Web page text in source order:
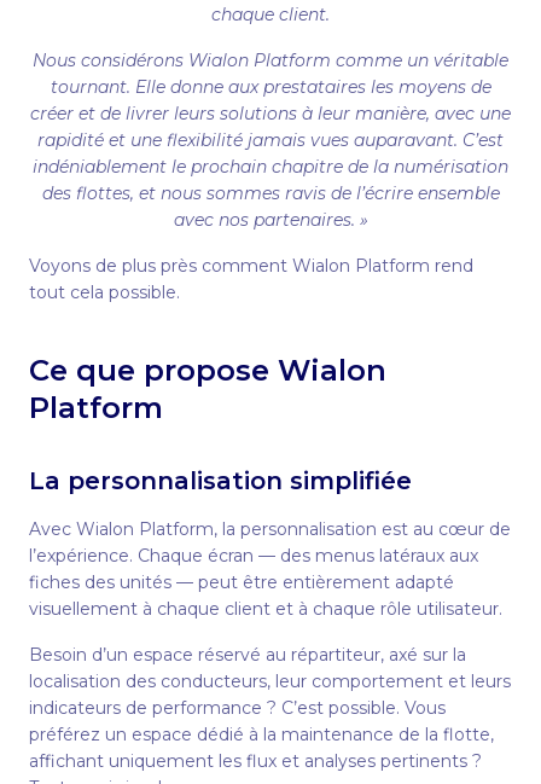
chaque client.
Nous considérons Wialon Platform comme un véritable
tournant. Elle donne aux prestataires les moyens de
créer et de livrer leurs solutions à leur manière, avec une
rapidité et une flexibilité jamais vues auparavant. C’est
indéniablement le prochain chapitre de la numérisation
des flottes, et nous sommes ravis de l’écrire ensemble
avec nos partenaires. »
Voyons de plus près comment Wialon Platform rend
tout cela possible.
Ce que propose Wialon
Platform
La personnalisation simplifiée
Avec Wialon Platform, la personnalisation est au cœur de
l’expérience. Chaque écran — des menus latéraux aux
fiches des unités — peut être entièrement adapté
visuellement à chaque client et à chaque rôle utilisateur.
Besoin d’un espace réservé au répartiteur, axé sur la
localisation des conducteurs, leur comportement et leurs
indicateurs de performance ? C’est possible. Vous
préférez un espace dédié à la maintenance de la flotte,
affichant uniquement les flux et analyses pertinents ?